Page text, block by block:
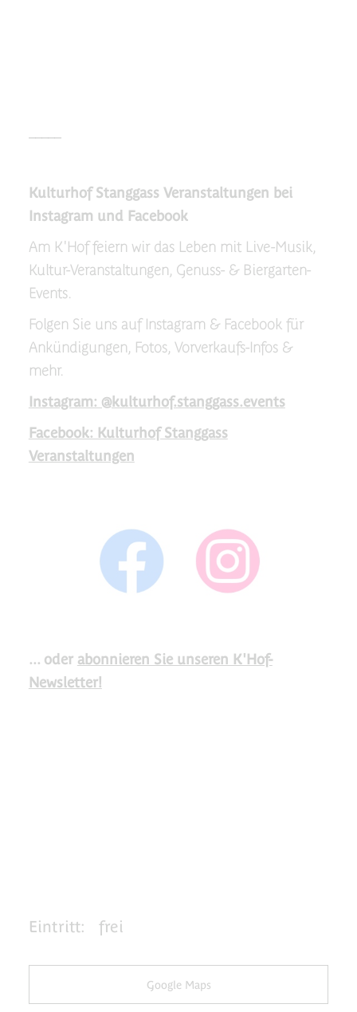
Kulturhof Stanggass Veranstaltungen bei
Instagram und Facebook
Am K'Hof feiern wir das Leben mit Live-Musik,
Kultur-Veranstaltungen, Genuss- & Biergarten-
Events.
Folgen Sie uns auf Instagram & Facebook für
Ankündigungen, Fotos, Vorverkaufs-Infos &
mehr.
Instagram: @kulturhof.stanggass.events
Facebook: Kulturhof Stanggass
Veranstaltungen
... oder abonnieren Sie unseren K'Hof-
Newsletter!
Eintritt: frei
Google Maps